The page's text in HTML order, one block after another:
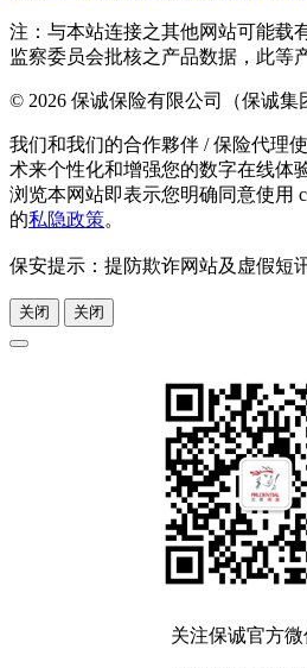
注：与本站连接之其他网站可能载
监察委员会批核之产品数据，此等
© 2026 保诚保险有限公司（保诚集
我们和我们的合作夥伴 / 保险代理
术来个性化和增强您的数字在线体
浏览本网站即表示您明确同意使用
的私隐政策。
保安提示：提防欺诈网站及虚假短
关闭 关闭
关注保诚官方